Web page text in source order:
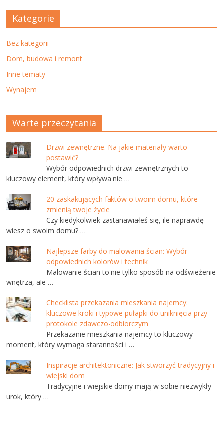
Kategorie
Bez kategorii
Dom, budowa i remont
Inne tematy
Wynajem
Warte przeczytania
Drzwi zewnętrzne. Na jakie materiały warto
postawić?
Wybór odpowiednich drzwi zewnętrznych to
kluczowy element, który wpływa nie …
20 zaskakujących faktów o twoim domu, które
zmienią twoje życie
Czy kiedykolwiek zastanawiałeś się, ile naprawdę
wiesz o swoim domu? …
Najlepsze farby do malowania ścian: Wybór
odpowiednich kolorów i technik
Malowanie ścian to nie tylko sposób na odświeżenie
wnętrza, ale …
Checklista przekazania mieszkania najemcy:
kluczowe kroki i typowe pułapki do uniknięcia przy
protokole zdawczo-odbiorczym
Przekazanie mieszkania najemcy to kluczowy
moment, który wymaga staranności i …
Inspiracje architektoniczne: Jak stworzyć tradycyjny i
wiejski dom
Tradycyjne i wiejskie domy mają w sobie niezwykły
urok, który …